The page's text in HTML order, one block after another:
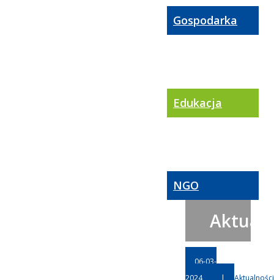
Gospodarka
Edukacja
NGO
06-03-
2024
|
Aktualności